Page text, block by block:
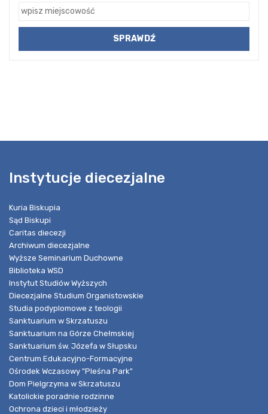
Instytucje diecezjalne
Kuria Biskupia
Sąd Biskupi
Caritas diecezji
Archiwum diecezjalne
Wyższe Seminarium Duchowne
Biblioteka WSD
Instytut Studiów Wyższych
Diecezjalne Studium Organistowskie
Studia podyplomowe z teologii
Sanktuarium w Skrzatuszu
Sanktuarium na Górze Chełmskiej
Sanktuarium św. Józefa w Słupsku
Centrum Edukacyjno-Formacyjne
Ośrodek Wczasowy "Pleśna Park"
Dom Pielgrzyma w Skrzatuszu
Katolickie poradnie rodzinne
Ochrona dzieci i młodzieży